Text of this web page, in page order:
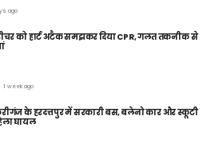
ago
को हार्ट अटैक समझकर दिया CPR, गलत तकनीक से
1 week ago
के हरदत्तपुर में सरकारी बस, बलेनो कार और स्कूटी
घायल